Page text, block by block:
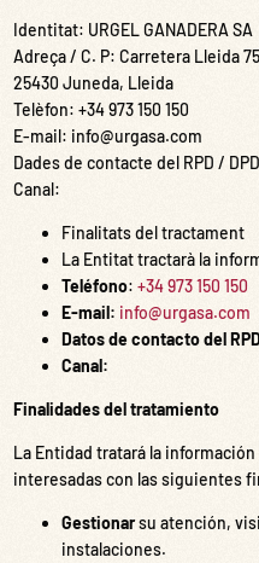
Identitat: URGEL GANADERA SA
Adreça / C. P: Carretera Lleida
25430 Juneda, Lleida
Telèfon: +34 973 150 150
E-mail: info@urgasa.com
Dades de contacte del RPD /
Canal:
Finalitats del tractament
La Entitat tractarà la
Teléfono:+34 973 150 150
E-mail: info@urgasa.com
Datos de contacto del
Canal:
Finalidades del tratamiento
La Entidad tratará la
interesadas con las siguientes
Gestionarsu atención,
instalaciones.